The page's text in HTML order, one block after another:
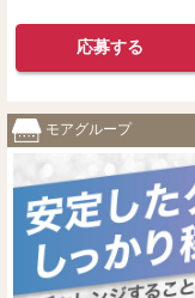
応募する
モアグループ